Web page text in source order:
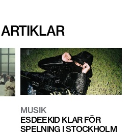
MUSIK
ESDEEKID KLAR FÖR
SPELNING I STOCKHOLM